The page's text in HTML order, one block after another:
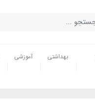
بهداشتی آموزشی